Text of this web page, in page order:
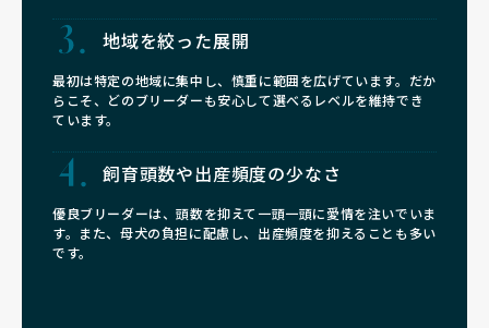
地域を絞った展開
最初は特定の地域に集中し、慎重に範囲を広げています。だか
らこそ、どのブリーダーも安心して選べるレベルを維持でき
ています。
飼育頭数や出産頻度の少なさ
優良ブリーダーは、頭数を抑えて一頭一頭に愛情を注いでいま
す。また、母犬の負担に配慮し、出産頻度を抑えることも多い
です。